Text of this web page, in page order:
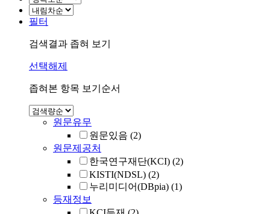
필터
검색결과 좁혀 보기
선택해제
좁혀본 항목 보기순서
원문유무
원문있음 (2)
원문제공처
한국연구재단(KCI) (2)
KISTI(NDSL) (2)
누리미디어(DBpia) (1)
등재정보